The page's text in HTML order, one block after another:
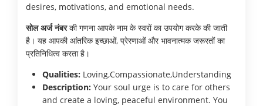
desires, motivations, and emotional needs.
सोल अर्ज नंबरकी गणना आपके नाम के स्वरों का उपयोग करके की जाती
है। यह आपकी आंतरिक इच्छाओं, प्रेरणाओं और भावनात्मक जरूरतों का
प्रतिनिधित्व करता है।
Qualities: Loving,Compassionate,Understanding
Description: Your soul urge is to care for others
and create a loving, peaceful environment. You